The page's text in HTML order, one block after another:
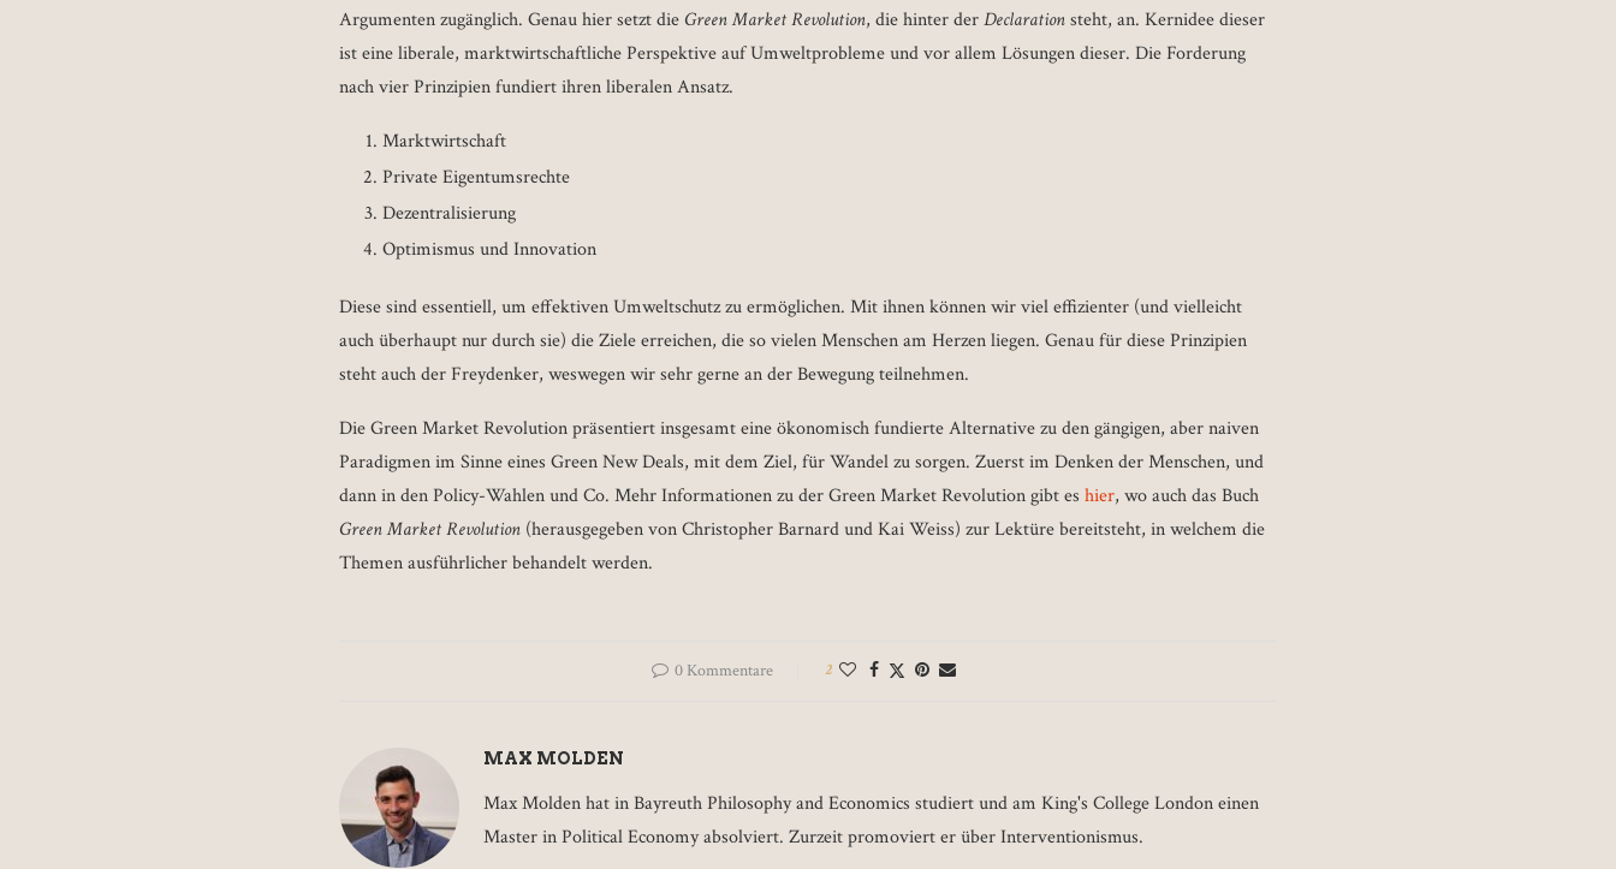
Argumenten zugänglich. Genau hier setzt die Green Market Revolution, die hinter derDeclarationsteht, an. Kernidee dieser
ist eine liberale, marktwirtschaftliche Perspektive auf Umweltprobleme und vor allem Lösungen dieser. Die Forderung
nach vier Prinzipien fundiert ihren liberalen Ansatz.
Marktwirtschaft
Private Eigentumsrechte
Dezentralisierung
Optimismus und Innovation
Diese sind essentiell, um effektiven Umweltschutz zu ermöglichen. Mit ihnen können wir viel effizienter (und vielleicht
auch überhaupt nur durch sie) die Ziele erreichen, die so vielen Menschen am Herzen liegen. Genau für diese Prinzipien
steht auch der Freydenker, weswegen wir sehr gerne an der Bewegung teilnehmen.
Die Green Market Revolution präsentiert insgesamt eine ökonomisch fundierte Alternative zu den gängigen, aber naiven
Paradigmen im Sinne eines Green New Deals, mit dem Ziel, für Wandel zu sorgen. Zuerst im Denken der Menschen, und
dann in den Policy-Wahlen und Co. Mehr Informationen zu der Green Market Revolution gibt es hier, wo auch das Buch
Green Market Revolution (herausgegeben von Christopher Barnard und Kai Weiss) zur Lektüre bereitsteht, in welchem die
Themen ausführlicher behandelt werden.
0 Kommentare 2
MAX MOLDEN
Max Molden hat in Bayreuth Philosophy and Economics studiert und am King's College London einen
Master in Political Economy absolviert. Zurzeit promoviert er über Interventionismus.